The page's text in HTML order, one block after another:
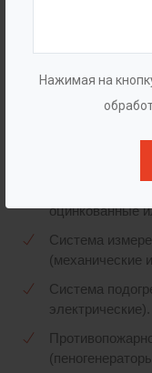
Нажимая на
основные
клапан,
Дополнительное
оцинкованные
Система
(механические
Система
электрические).